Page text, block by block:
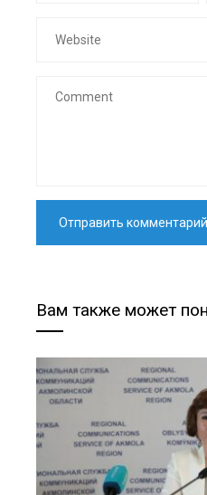
Вам также может